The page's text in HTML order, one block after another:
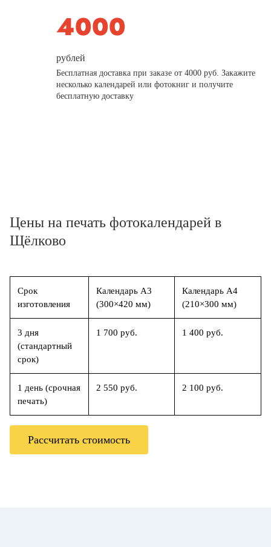
рублей
Бесплатная доставка при заказе от 4000 руб. Закажите
несколько календарей или фотокниг и получите
бесплатную доставку
Цены на печать фотокалендарей в
Щёлково
Срок
изготовления
Календарь А3
(300×420 мм)
Календарь А4
(210×300 мм)
3 дня
(стандартный
срок)
1 700 руб. 1 400 руб.
1 день (срочная
печать)
2 550 руб. 2 100 руб.
Рассчитать стоимость